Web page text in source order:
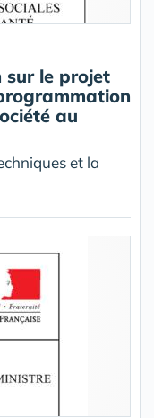
sur le projet
au
et la